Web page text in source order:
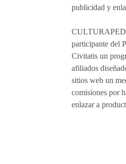
publicidad y
participante del
Civitatis un
afiliados
sitios web un
comisiones por
enlazar a